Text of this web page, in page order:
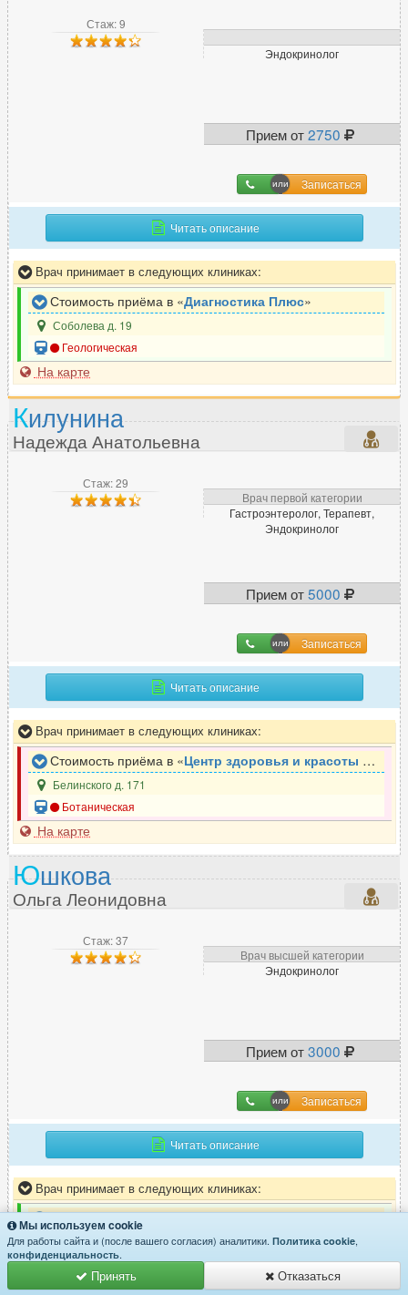
Стаж: 9
Эндокринолог
Прием от2750
Записаться
Читать описание
Врач принимает в следующих клиниках:
Стоимость приёма в «Диагностика Плюс»
Соболева д. 19
Геологическая
На карте
Стаж: 29
Врач первой категории
Гастроэнтеролог, Терапевт,
Эндокринолог
Прием от5000
Записаться
Килунина
Надежда Анатольевна
Читать описание
Врач принимает в следующих клиниках:
Стоимость приёма в «Центр здоровья и красоты Holistima
Белинского д. 171
Ботаническая
На карте
Стаж: 37
Врач высшей категории
Эндокринолог
Прием от3000
Записаться
Юшкова
Ольга Леонидовна
Читать описание
Врач принимает в следующих клиниках:
Стоимость приёма в «Екатеринбургский медицинский центр
Старых Большевиков д.5
Уралмаш
На карте
Мы используем cookie
Для работы сайта и (после вашего согласия) аналитики. Политика cookie,
конфиденциальность.
Принять Отказаться